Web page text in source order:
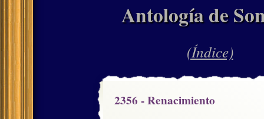
Antología de
(Índice)
2356 - Renacimiento